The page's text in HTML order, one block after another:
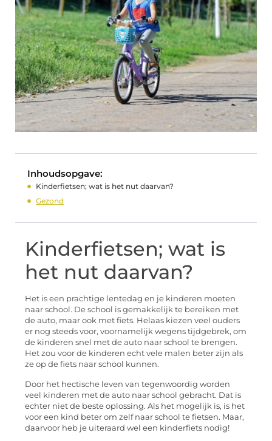
Inhoudsopgave:
Kinderfietsen; wat is het nut daarvan?
Gezond
Kinderfietsen; wat is
het nut daarvan?
Het is een prachtige lentedag en je kinderen moeten
naar school. De school is gemakkelijk te bereiken met
de auto, maar ook met fiets. Helaas kiezen veel ouders
er nog steeds voor, voornamelijk wegens tijdgebrek, om
de kinderen snel met de auto naar school te brengen.
Het zou voor de kinderen echt vele malen beter zijn als
ze op de fiets naar school kunnen.
Door het hectische leven van tegenwoordig worden
veel kinderen met de auto naar school gebracht. Dat is
echter niet de beste oplossing. Als het mogelijk is, is het
voor een kind beter om zelf naar school te fietsen. Maar,
daarvoor heb je uiteraard wel een kinderfiets nodig!